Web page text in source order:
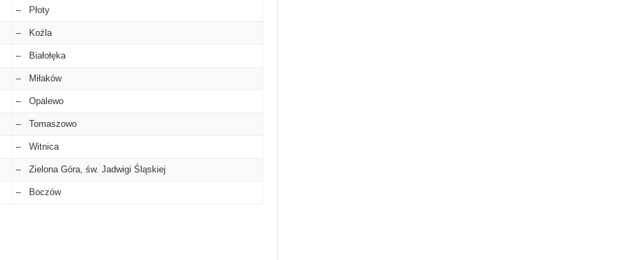
– Płoty
– Koźla
– Białołęka
– Miłaków
– Opalewo
– Tomaszowo
– Witnica
– Zielona Góra, św. Jadwigi Śląskiej
– Boczów